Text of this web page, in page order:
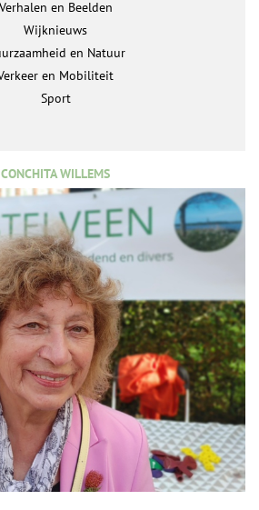
Verhalen en Beelden
Wijknieuws
en Natuur
en Mobiliteit
Sport
CONCHITA WILLEMS